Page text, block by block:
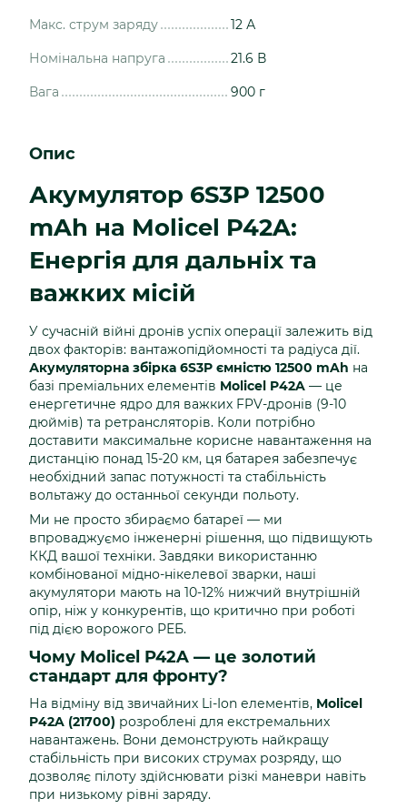
Макс. струм заряду 12 А
Номінальна напруга 21.6 В
Вага 900 г
Опис
Акумулятор 6S3P 12500
mAh на Molicel P42A:
Енергія для дальніх та
важких місій
У сучасній війні дронів успіх операції залежить від
двох факторів: вантажопідйомності та радіуса дії.
Акумуляторна збірка 6S3P ємністю 12500 mAh на
базі преміальних елементів Molicel P42A — це
енергетичне ядро для важких FPV-дронів (9-10
дюймів) та ретрансляторів. Коли потрібно
доставити максимальне корисне навантаження на
дистанцію понад 15-20 км, ця батарея забезпечує
необхідний запас потужності та стабільність
вольтажу до останньої секунди польоту.
Ми не просто збираємо батареї — ми
впроваджуємо інженерні рішення, що підвищують
ККД вашої техніки. Завдяки використанню
комбінованої мідно-нікелевої зварки, наші
акумулятори мають на 10-12% нижчий внутрішній
опір, ніж у конкурентів, що критично при роботі
під дією ворожого РЕБ.
Чому Molicel P42A — це золотий
стандарт для фронту?
На відміну від звичайних Li-Ion елементів, Molicel
P42A (21700) розроблені для екстремальних
навантажень. Вони демонструють найкращу
стабільність при високих струмах розряду, що
дозволяє пілоту здійснювати різкі маневри навіть
при низькому рівні заряду.